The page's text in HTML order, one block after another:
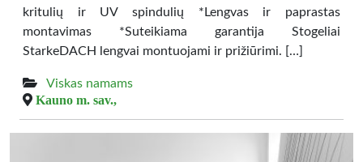
kritulių ir UV spindulių *Lengvas ir paprastas
montavimas *Suteikiama garantija Stogeliai
StarkeDACH lengvai montuojami ir prižiūrimi. […]
Viskas namams
Kauno m. sav.,